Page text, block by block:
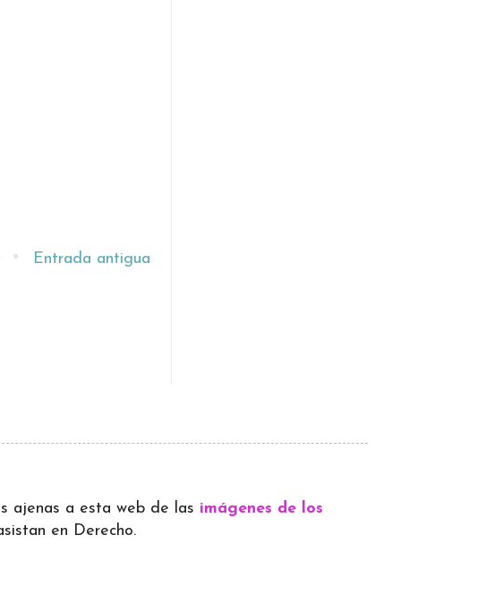
Entrada antigua
ajenas a esta web de las imágenes de los
en Derecho.